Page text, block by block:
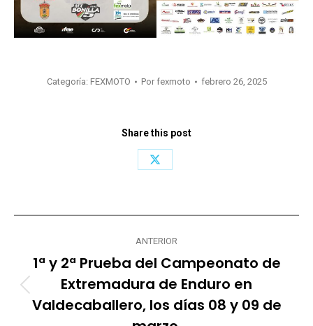
Categoría: FEXMOTO Por fexmoto febrero 26, 2025
Share this post
Share
Navegación
entre
publicaciones
ANTERIOR
Publicación
anterior:
1ª y 2ª Prueba del Campeonato de
Extremadura de Enduro en
Valdecaballero, los días 08 y 09 de